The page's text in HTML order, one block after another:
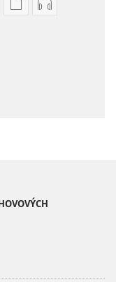
FormátyFormáty